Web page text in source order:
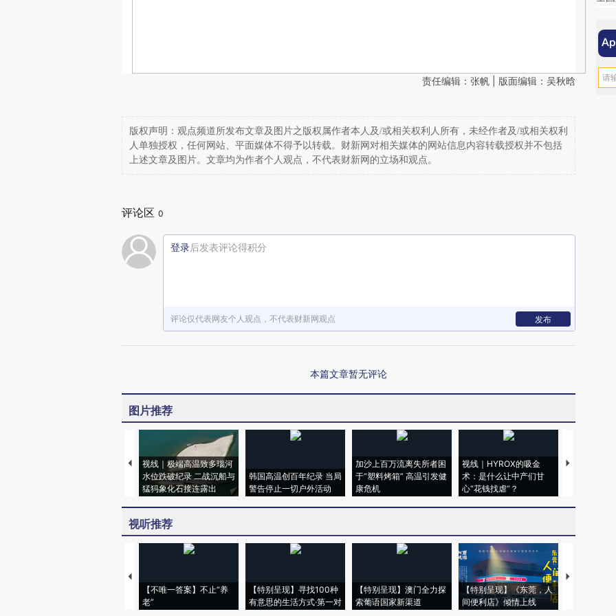
责任编辑：张帆 | 版面编辑：吴秋晗
版权声明：观点频道所发布文章及图片之版权属作者本人及/或相关权利人所有，未经作者及/或相关权利
人单独授权，任何网站、平面媒体不得予以转载。财新网对相关媒体的网站信息内容转载授权并不包括
上述文章及图片。文章均为作者个人观点，不代表财新网的立场和观点。
评论区 0
登录后发表评论得积分
评论仅代表网友个人观点，不代表财新网观点 发布
本篇文章暂无评论
图片推荐
视线｜极端高温致多瑙河
水位跌破纪录 二战沉船与
猛犸象化石接连露出
韩国高温创百年纪录 当局
警告停止一切户外活动
加沙上百万流离失所者困
于“塑料烤箱” 高温引发健
康危机
视线｜HYROX的吸金
术：是什么让中产们甘
心“花钱找虐”？
马航飞行员
视听推荐
【不唯一答案】不止“养
老”
【特别呈现】寻找100种
有意思的生活方式·第一对
【特别呈现】澳门全力探
索葡语国家新渠道
【特别呈现】《东莞，人
间便利店》倾情上线
【推广】走